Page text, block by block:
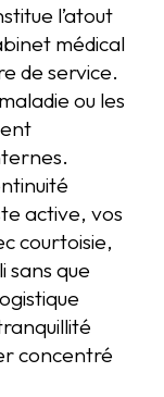
l’atout
médical
de service.
ou les
active, vos
courtoisie,
que
concentré